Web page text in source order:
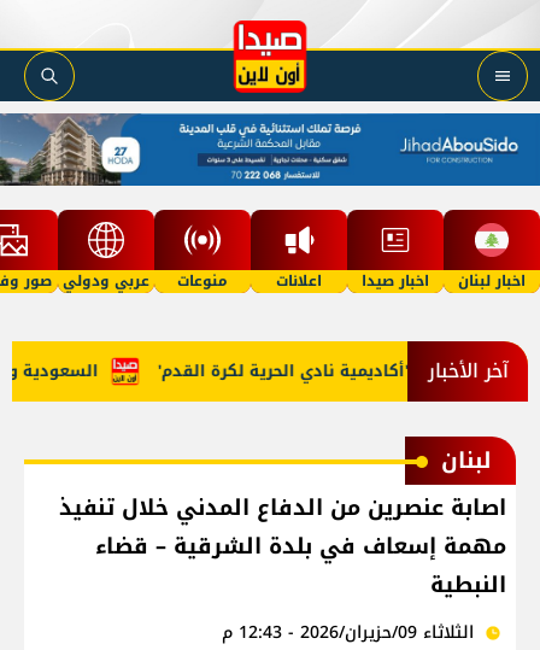
اخبار لبنان اخبار صيدا اعلانات منوعات عربي ودولي صور
آخر الأخبار السعودية مرجان يطلق 'أكاديمية نادي الحرية لكرة القدم'
لبنان
اصابة عنصرين من الدفاع المدني خلال تنفيذ
مهمة إسعاف في بلدة الشرقية – قضاء
النبطية
الثلاثاء 09/حزيران/2026 - 12:43 م